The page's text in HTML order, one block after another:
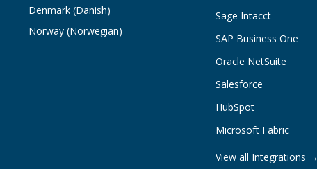
Denmark (Danish)
Norway (Norwegian)
Sage Intacct
SAP Business One
Oracle NetSuite
Salesforce
HubSpot
Microsoft Fabric
View all Integrations →